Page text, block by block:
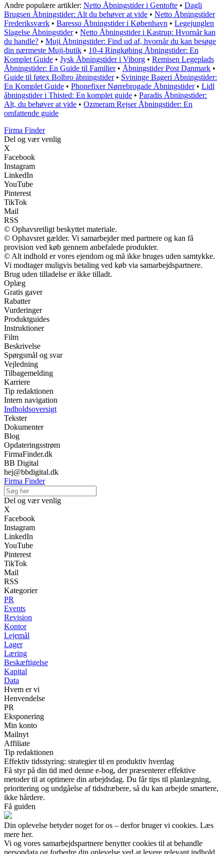
Andre populære artikler: Netto Åbningstider i Gentofte • Dagli
Brugsen Åbningstider: Alt du behøver at vide • Netto Åbningstider
Frederiksværk • Baresso Åbningstider i København • Legejunglen
Slagelse Åbningstider• Netto Åbningstider i Kastrup: Hvornår kan
du handle? • Muji Åbningstider: Find ud af, hvornår du kan besøge
din nærmeste Muji-butik • 10-4 Ringkøbing Åbningstider: En
Komplet Guide • Jysk Åbningstider i Viborg • Remisen Legeplads
Åbningstider: En Guide til Familier• Åbningstider Post Danmark •
Guide til føtex Bolbro åbningstider• Svininge Bageri Åbningstider:
En Komplet Guide • Phonefixer Nørrebrogade Åbningstider• Lidl
åbningstider i Thisted: En komplet guide • Paradis Åbningstider:
Alt, du behøver at vide • Ozmeram Rejser Åbningstider: En
omfattende guide
Firma Finder
Del og vær venlig
X
Facebook
Instagram
LinkedIn
YouTube
Pinterest
TikTok
Mail
RSS
© Ophavsretligt beskyttet materiale.
© Ophavsret gælder. Vi samarbejder med partnere og kan få
provision ved køb gennem anbefalede produkter.
© Alt indhold er vores ejendom og må ikke bruges uden samtykke.
Vi modtager muligvis betaling ved køb via samarbejdspartnere.
Brug uden tilladelse er ikke tilladt.
Oplæg
Gratis gaver
Rabatter
Vurderinger
Produktguides
Instruktioner
Film
Beskrivelse
Spørgsmål og svar
Vejledning
Tilbagemelding
Karriere
Tip redaktionen
Intern navigation
Indholdsoversigt
Tekster
Dokumenter
Blog
Opdateringsstrøm
FirmaFinder.dk
BB Digital
hej@bbdigital.dk
Firma Finder
Del og vær venlig
X
Facebook
Instagram
LinkedIn
YouTube
Pinterest
TikTok
Mail
RSS
Kategorier
PR
Events
Revision
Kontor
Lejemål
Lager
Læring
Beskæftigelse
Kapital
Data
Hvem er vi
Henvendelse
PR
Eksponering
Min konto
Mailnyt
Affiliate
Tip redaktionen
Effektiv tidsstyring: strategier til en produktiv hverdag
Få styr på din tid med denne e-bog, der præsenterer effektive
metoder til at optimere din arbejdsdag. Du får tips til planlægning,
prioritering og undgåelse af tidsdræbere, så du kan arbejde smartere,
ikke hårdere.
Få guiden
Din oplevelse betyder noget for os – derfor bruger vi cookies. Læs
mere her.
Vi og vores samarbejdspartnere benytter cookies til at behandle
persondata og forbedre din oplevelse ved at levere relevant indhold